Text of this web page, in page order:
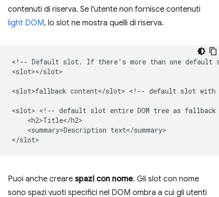
contenuti di riserva. Se l'utente non fornisce contenuti
light DOM, lo slot ne mostra quelli di riserva.
<!-- Default slot. If there's more than one
<slot></slot>
<slot>fallback content</slot> <!-- default slot with
<slot> <!-- default slot entire DOM tree as
    <h2>Title</h2>
    <summary>Description text</summary>
Puoi anche creare spazi con nome. Gli slot con nome
sono spazi vuoti specifici nel DOM ombra a cui gli utenti